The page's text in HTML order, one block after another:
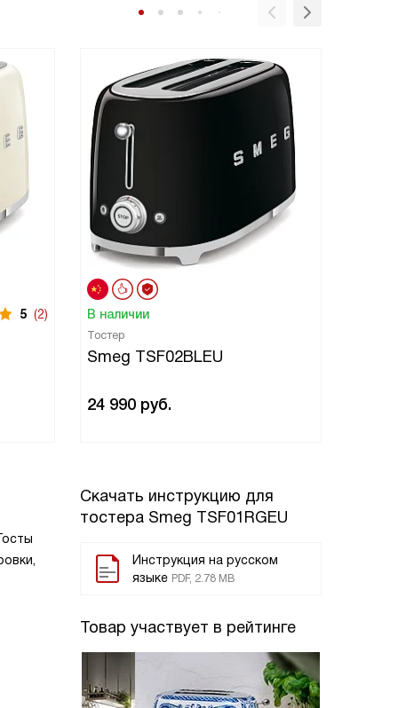
5 (2) В наличии
Тостер
Smeg TSF02BLEU
24 990 руб.
Скачать инструкцию для
тостера Smeg TSF01RGEU
Инструкция на русском
языке PDF, 2.78 MB
Товар участвует в рейтинге